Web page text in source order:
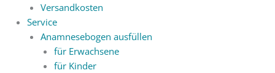
Versandkosten
Service
Anamnesebogen ausfüllen
für Erwachsene
für Kinder